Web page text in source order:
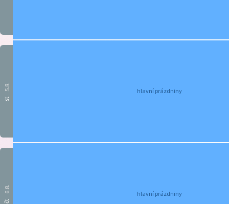
st
5.8. hlavní prázdniny
čt
6.8. hlavní prázdniny